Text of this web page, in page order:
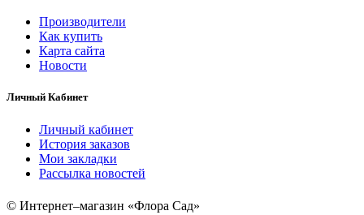
Производители
Как купить
Карта сайта
Новости
Личный Кабинет
Личный кабинет
История заказов
Мои закладки
Рассылка новостей
© Интернет–магазин «Флора Сад»